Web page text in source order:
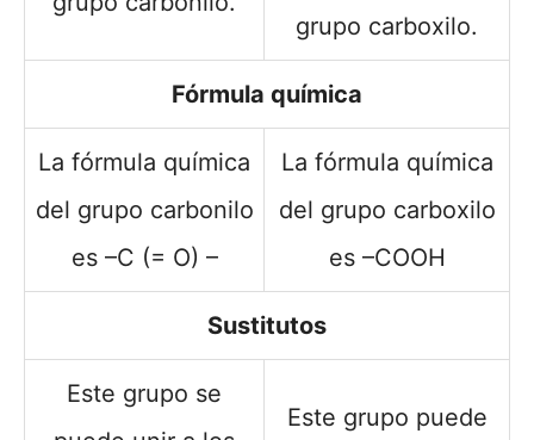
grupo carboxilo.
Fórmula química
La fórmula química
del grupo carbonilo
es –C (= O) –
La fórmula química
del grupo carboxilo
es –COOH
Sustitutos
Este grupo se
Este grupo puede